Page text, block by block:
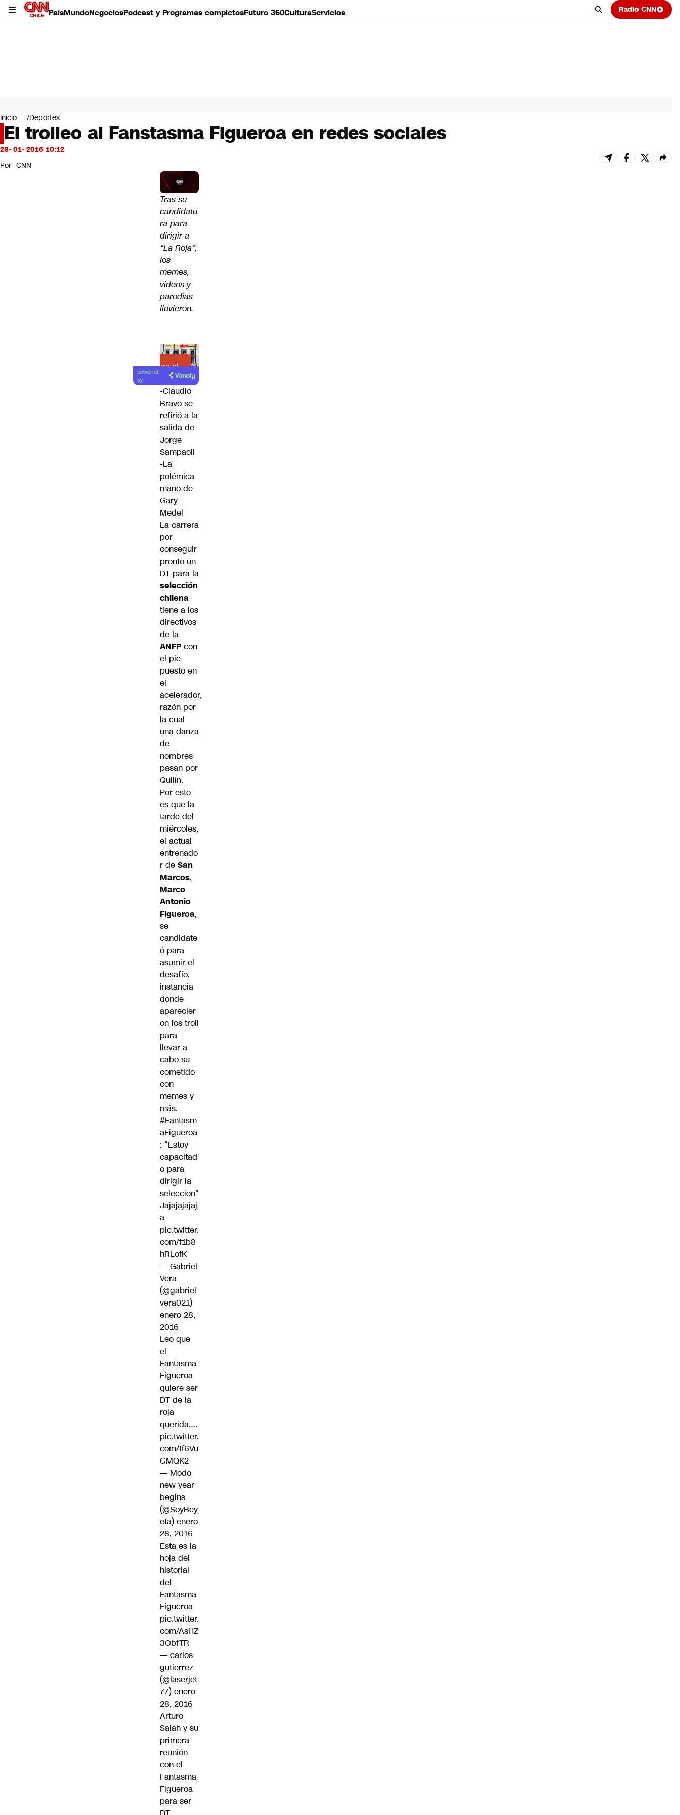
PaísMundoNegociosPodcast y Programas completosFuturo 360CulturaServicios Radio CNN
Mundo
Negocios
Deportes
Programas completos
Servicios
Inicio Deportes
El trolleo al Fanstasma Figueroa en redes sociales
28- 01- 2016 10:12
Por CNN
Tras su
candidatu
ra para
dirigir a
“La Roja”,
los
memes,
videos y
parodias
llovieron.
Lea el
artículo
powered
by
-Claudio
Bravo se
refirió a la
salida de
Jorge
Sampaoli
-La
polémica
mano de
Gary
Medel
La carrera
por
conseguir
pronto un
DT para la
selección
chilena
tiene a los
directivos
de la
ANFP con
el pie
puesto en
el
acelerador,
razón por
la cual
una danza
de
nombres
pasan por
Quilín.
Por esto
es que la
tarde del
miércoles,
el actual
entrenado
r de San
Marcos,
Marco
Antonio
Figueroa,
se
candidate
ó para
asumir el
desafío,
instancia
donde
aparecier
on los troll
para
llevar a
cabo su
cometido
con
memes y
más.
#Fantasm
aFigueroa
: "Estoy
capacitad
o para
dirigir la
seleccion"
Jajajajajaj
a
pic.twitter.
com/f1b8
hRLofK
— Gabriel
Vera
(@gabriel
vera021)
enero 28,
2016
Leo que
el
Fantasma
Figueroa
quiere ser
DT de la
roja
querida….
pic.twitter.
com/tf6Vu
GMQK2
— Modo
new year
begins
(@SoyBey
eta) enero
28, 2016
Esta es la
hoja del
historial
del
Fantasma
Figueroa
pic.twitter.
com/AsHZ
3ObfTR
— carlos
gutierrez
(@laserjet
77) enero
28, 2016
Arturo
Salah y su
primera
reunión
con el
Fantasma
Figueroa
para ser